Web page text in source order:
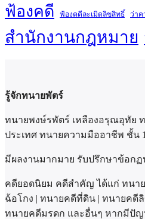
ฟ้องคดี ฟ้องคดีละเมิดลิขสิทธิ์ ว่าค
สำนักงานกฎหมาย
รู้จักทนายพัตร์
ทนายพงษ์รพัตร์ เหลืองอรุณอุทัย
ประเทศ ทนายความมืออาชีพ ชั้น
มีผลงานมากมาย รับปรึกษาข้อกฏ
คดียอดนิยม คดีสำคัญ ได้แก่ ทนา
ฉ้อโกง | ทนายคดีที่ดิน | ทนายคดี
ทนายคดีมรดก และอื่นๆ หากมีปั